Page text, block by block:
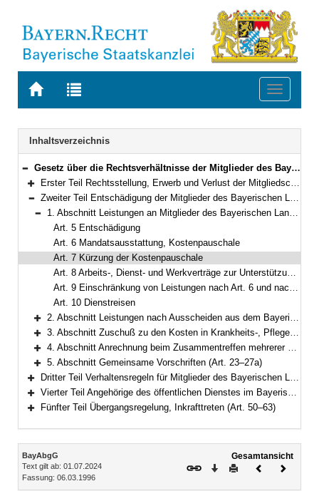
Zur
BAYERN.RECHT
Zur
letzten
Suche
Toggle
Navigation
Inhaltsverzeichnis
Bereich reduzieren
Gesetz über die Rechtsverhältnisse der Mitglieder des Bayerischen Landtags (Bayerisches Abgeordnetengesetz – BayAbgG) in der Fassung der Bekanntmachung vom 6. März 1996 (GVBl. S. 82) BayRS 1100-1-I (Art. 1–63)
Bereich erweitern
Erster Teil Rechtsstellung, Erwerb und Verlust der Mitgliedschaft, Ordnungsmaßnahmen (Art. 1–4a)
Bereich reduzieren
Zweiter Teil Entschädigung der Mitglieder des Bayerischen Landtags und Versorgung (Art. 5–27a)
Bereich reduzieren
1. Abschnitt Leistungen an Mitglieder des Bayerischen Landtags (Art. 5–10)
Art. 5 Entschädigung
Art. 6 Mandatsausstattung, Kostenpauschale
Art. 7 Kürzung der Kostenpauschale
Art. 8 Arbeits-, Dienst- und Werkverträge zur Unterstützung der parlamentarischen Arbeit
Art. 9 Einschränkung von Leistungen nach Art. 6 und nach Art. 8
Art. 10 Dienstreisen
Bereich erweitern
2. Abschnitt Leistungen nach Ausscheiden aus dem Bayerischen Landtag (Art. 11–19)
Bereich erweitern
3. Abschnitt Zuschuß zu den Kosten in Krankheits-, Pflege- und Geburtsfällen, Unterstützungen (Art. 20–21)
Bereich erweitern
4. Abschnitt Anrechnung beim Zusammentreffen mehrerer Bezüge aus öffentlichen Kassen (Art. 22)
Bereich erweitern
5. Abschnitt Gemeinsame Vorschriften (Art. 23–27a)
Bereich erweitern
Dritter Teil Verhaltensregeln für Mitglieder des Bayerischen Landtags (Art. 28–40)
Bereich erweitern
Vierter Teil Angehörige des öffentlichen Dienstes im Bayerischen Landtag (Art. 41–49)
Fünfter Teil Übergangsregelung, Inkrafttreten (Art. 50–63)
Inhalt
BayAbgG
Text gilt ab: 01.07.2024
Fassung: 06.03.1996
Gesamtansicht
Download
DruckenVorheriges